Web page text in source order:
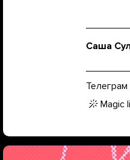
Саша
Телеграм
Magic